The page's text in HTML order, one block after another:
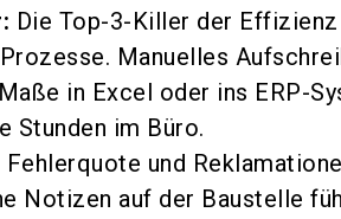
Die Top-3-Killer der
Manuelles
in Excel oder ins ERP-
Stunden im Büro.
und
Notizen auf der Baustelle